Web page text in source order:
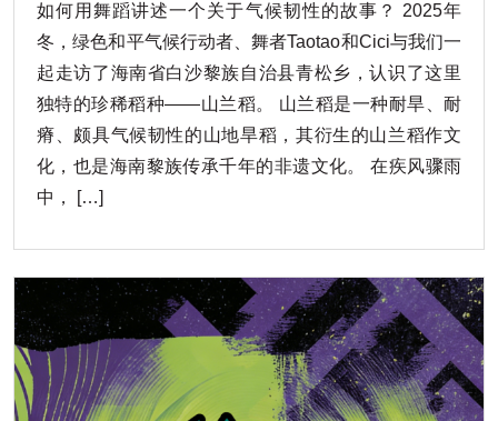
如何用舞蹈讲述一个关于气候韧性的故事？ 2025年
冬，绿色和平气候行动者、舞者Taotao和Cici与我们一
起走访了海南省白沙黎族自治县青松乡，认识了这里
独特的珍稀稻种——山兰稻。 山兰稻是一种耐旱、耐
瘠、颇具气候韧性的山地旱稻，其衍生的山兰稻作文
化，也是海南黎族传承千年的非遗文化。 在疾风骤雨
中， […]